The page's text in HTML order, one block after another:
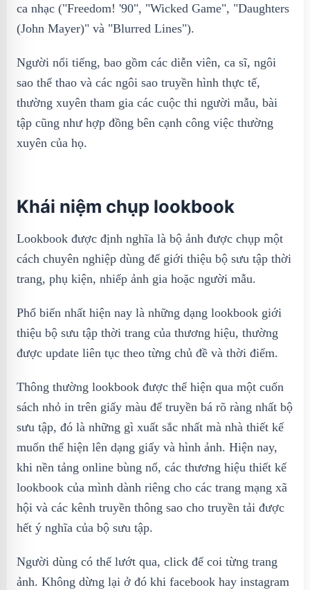
ca nhạc ("Freedom! '90", "Wicked Game", "Daughters
(John Mayer)" và "Blurred Lines").
Người nổi tiếng, bao gồm các diễn viên, ca sĩ, ngôi
sao thể thao và các ngôi sao truyền hình thực tế,
thường xuyên tham gia các cuộc thi người mẫu, bài
tập cũng như hợp đồng bên cạnh công việc thường
xuyên của họ.
Khái niệm chụp lookbook
Lookbook được định nghĩa là bộ ảnh được chụp một
cách chuyên nghiệp dùng để giới thiệu bộ sưu tập thời
trang, phụ kiện, nhiếp ảnh gia hoặc người mẫu.
Phổ biến nhất hiện nay là những dạng lookbook giới
thiệu bộ sưu tập thời trang của thương hiệu, thường
được update liên tục theo từng chủ đề và thời điểm.
Thông thường lookbook được thể hiện qua một cuốn
sách nhỏ in trên giấy màu để truyền bá rõ ràng nhất bộ
sưu tập, đó là những gì xuất sắc nhất mà nhà thiết kế
muốn thể hiện lên dạng giấy và hình ảnh. Hiện nay,
khi nền tảng online bùng nổ, các thương hiệu thiết kế
lookbook của mình dành riêng cho các trang mạng xã
hội và các kênh truyền thông sao cho truyền tải được
hết ý nghĩa của bộ sưu tập.
Người dùng có thể lướt qua, click để coi từng trang
ảnh. Không dừng lại ở đó khi facebook hay instagram